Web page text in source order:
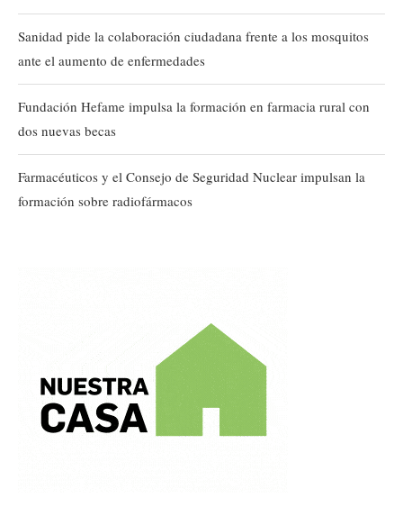
Sanidad pide la colaboración ciudadana frente a los mosquitos
ante el aumento de enfermedades
Fundación Hefame impulsa la formación en farmacia rural con
dos nuevas becas
Farmacéuticos y el Consejo de Seguridad Nuclear impulsan la
formación sobre radiofármacos